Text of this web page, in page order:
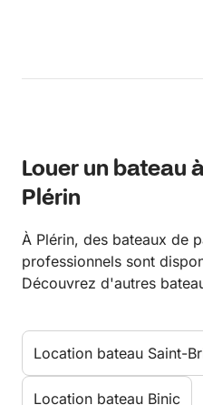
Louer un bateau
Plérin
À Plérin, des bateaux de
professionnels sont
Découvrez d'autres
Location bateau Saint-
Location bateau Binic